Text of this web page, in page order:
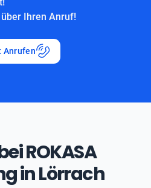
Ihren Anruf!
Anrufen
ROKASA
in Lörrach